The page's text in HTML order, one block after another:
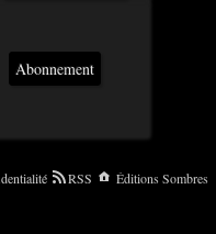
Abonnement
RSS
Éditions Sombres